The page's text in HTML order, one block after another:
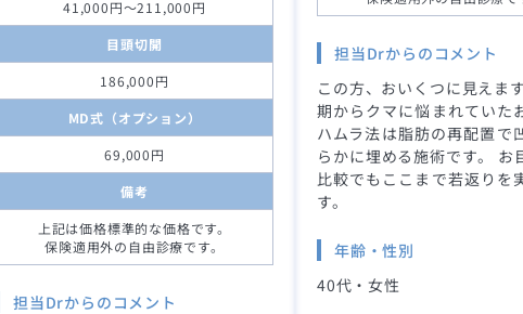
41,000円～211,000円
目頭切開
186,000円
MD式（オプション）
69,000円
備考
上記は価格標準的な価格です。
保険適用外の自由診療です。
担当Drからのコメント
担当Drからのコメント
この方、おいくつに見えま
期からクマに悩まれていた
ハムラ法は脂肪の再配置で
らかに埋める施術です。 お
比較でもここまで若返りを
す。
年齢・性別
40代・女性